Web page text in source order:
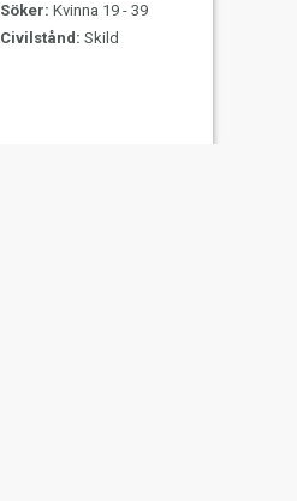
Söker: Kvinna 19 - 39
Civilstånd: Skild